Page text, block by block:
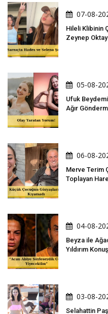
07-08-
Hileli Klibinin
Zeynep
05-08-
Ufuk
Ağır
06-08-
Merve Terim
Toplayan
04-08-
Beyza ile
Yıldırım
03-08-
Selahattin